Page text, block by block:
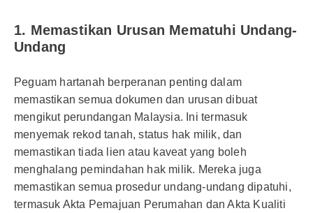
1. Memastikan Urusan Mematuhi Undang-
Undang
Peguam hartanah berperanan penting dalam
memastikan semua dokumen dan urusan dibuat
mengikut perundangan Malaysia. Ini termasuk
menyemak rekod tanah, status hak milik, dan
memastikan tiada lien atau kaveat yang boleh
menghalang pemindahan hak milik. Mereka juga
memastikan semua prosedur undang-undang dipatuhi,
termasuk Akta Pemajuan Perumahan dan Akta Kualiti